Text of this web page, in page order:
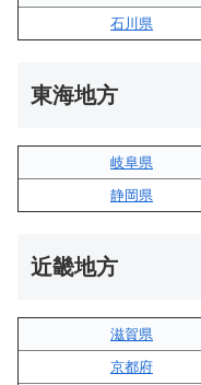
石川県
東海地方
岐阜県
静岡県
近畿地方
滋賀県
京都府